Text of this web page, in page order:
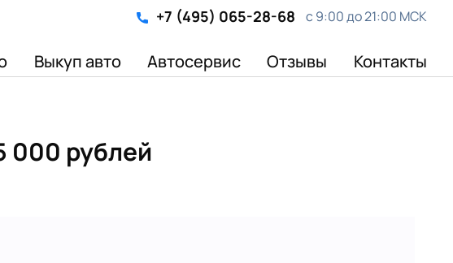
+7 (495) 065-28-68 с 9:00 до 21:00 МСК
Выкуп авто Автосервис Отзывы Контакты
000 рублей